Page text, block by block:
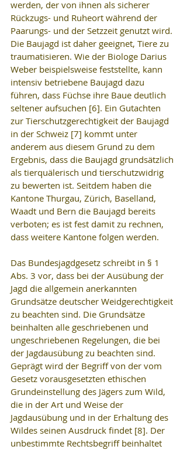
werden, der von ihnen als sicherer
Rückzugs- und Ruheort während der
Paarungs- und der Setzzeit genutzt wird.
Die Baujagd ist daher geeignet, Tiere zu
traumatisieren. Wie der Biologe Darius
Weber beispielsweise feststellte, kann
intensiv betriebene Baujagd dazu
führen, dass Füchse ihre Baue deutlich
seltener aufsuchen [6]. Ein Gutachten
zur Tierschutzgerechtigkeit der Baujagd
in der Schweiz [7] kommt unter
anderem aus diesem Grund zu dem
Ergebnis, dass die Baujagd grundsätzlich
als tierquälerisch und tierschutzwidrig
zu bewerten ist. Seitdem haben die
Kantone Thurgau, Zürich, Baselland,
Waadt und Bern die Baujagd bereits
verboten; es ist fest damit zu rechnen,
dass weitere Kantone folgen werden.
Das Bundesjagdgesetz schreibt in § 1
Abs. 3 vor, dass bei der Ausübung der
Jagd die allgemein anerkannten
Grundsätze deutscher Weidgerechtigkeit
zu beachten sind. Die Grundsätze
beinhalten alle geschriebenen und
ungeschriebenen Regelungen, die bei
der Jagdausübung zu beachten sind.
Geprägt wird der Begriff von der vom
Gesetz vorausgesetzten ethischen
Grundeinstellung des Jägers zum Wild,
die in der Art und Weise der
Jagdausübung und in der Erhaltung des
Wildes seinen Ausdruck findet [8]. Der
unbestimmte Rechtsbegriff beinhaltet